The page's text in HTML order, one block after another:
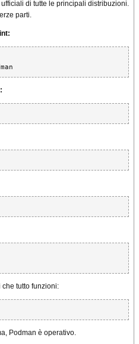
di tutte le principali distribuzioni.
parti.
tutto funzioni:
Podman è operativo.